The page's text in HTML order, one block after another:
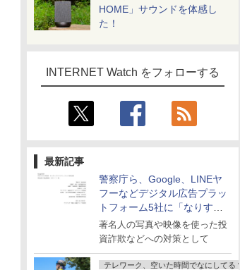
HOME」サウンドを体感し
た！
INTERNET Watch をフォローする
最新記事
警察庁ら、Google、LINEヤ
フーなどデジタル広告プラッ
トフォーム5社に「なりすま
し詐欺広告」対策強化を要請
著名人の写真や映像を使った投
資詐欺などへの対策として
テレワーク、空いた時間でなにしてる？